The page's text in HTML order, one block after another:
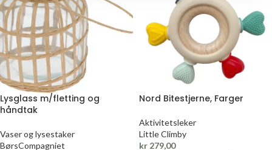
Lysglass m/fletting og
håndtak
Vaser og lysestaker
BørsCompagniet
Nord Bitestjerne, Farger
Aktivitetsleker
Little Climby
kr 279,00